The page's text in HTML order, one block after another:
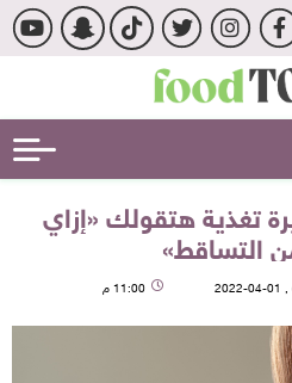
تغذية هتقولك «إزاي
التساقط»
11:00 م